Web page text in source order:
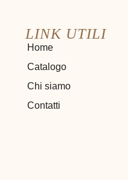
LINK UTILI
Home
Catalogo
Chi siamo
Contatti